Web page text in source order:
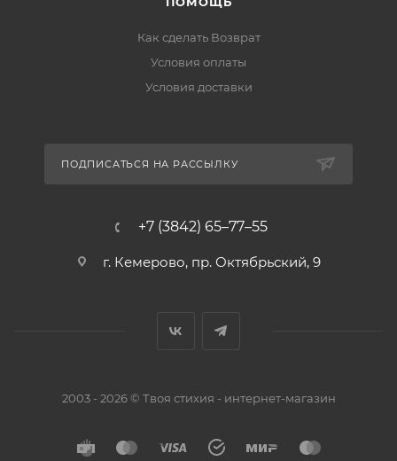
Как сделать Возврат
Условия оплаты
Условия доставки
ПОДПИСАТЬСЯ НА РАССЫЛКУ
+7 (3842) 65–77–55
г. Кемерово, пр. Октябрьский, 9
2003 - 2026 © Твоя стихия - интернет-магазин